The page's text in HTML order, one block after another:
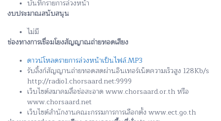
บันทึกรายการล่วงหน้า
งบประมาณสนับสนุน
ไม่มี
ช่องทางการเชื่อมโยงสัญญาณถ่ายทอดเสียง
ดาวน์โหลดรายการล่วงหน้าเป็นไฟล์.MP3
รับลิ้งก์สัญญานถ่ายทอดสดผ่านอินเทอร์เน็ตความเร็วสูง 128Kb/s
http://radio1.chorsaard.net:9999
เว็บไซต์สมาคมสื่อช่อสะอาด www.chorsaard.or.th หรือ
www.chorsaard.net
เว็บไซต์สำนักงานคณะกรรมการการเลือกตั้ง www.ect.go.th